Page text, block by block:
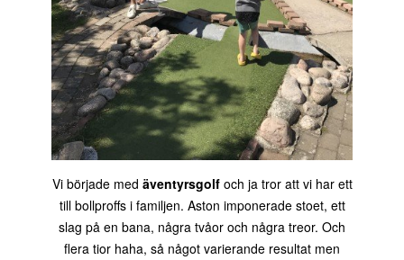
Vi började med äventyrsgolfoch ja tror att vi har ett
till bollproffs i familjen. Aston imponerade stoet, ett
slag på en bana, några tvåor och några treor. Och
flera tior haha, så något varierande resultat men